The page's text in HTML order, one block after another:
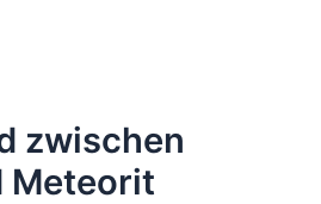
zwischen
Meteorit